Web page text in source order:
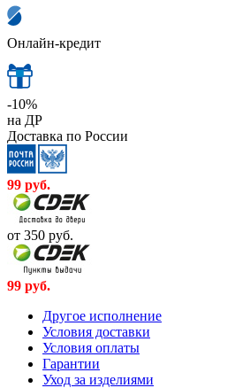
Онлайн-кредит
-10%
на ДР
Доставка по России
99 руб.
от 350 руб.
99 руб.
Другое исполнение
Условия доставки
Условия оплаты
Гарантии
Уход за изделиями